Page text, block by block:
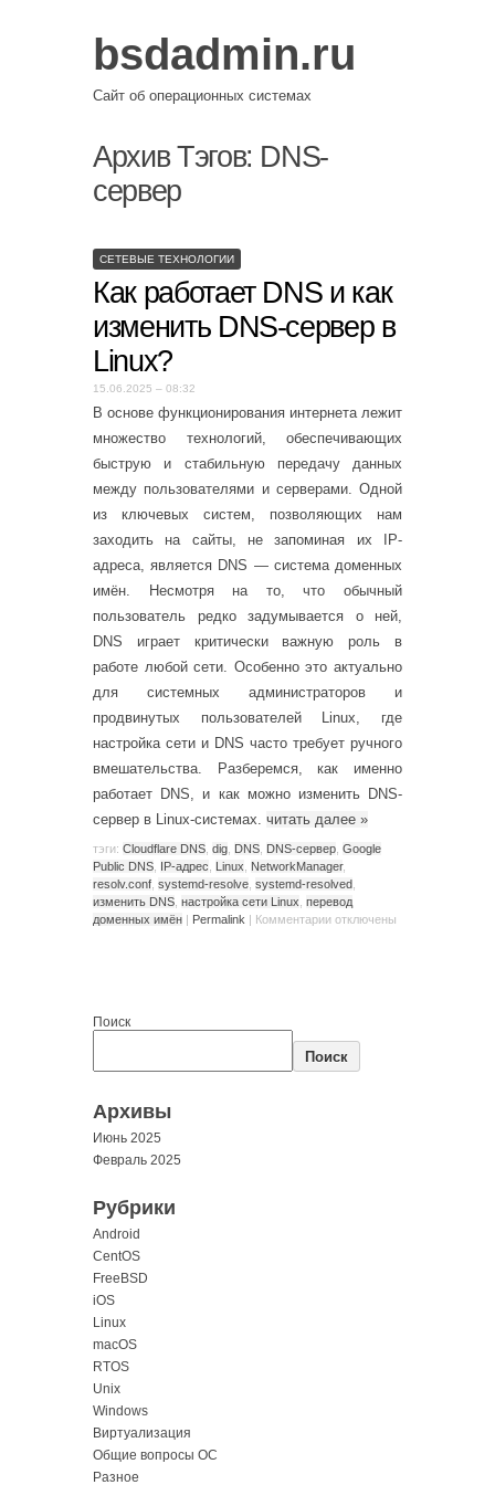
bsdadmin.ru
Сайт об операционных системах
Архив Тэгов: DNS-
сервер
СЕТЕВЫЕ ТЕХНОЛОГИИ
Как работает DNS и как
изменить DNS-сервер в
Linux?
15.06.2025 – 08:32
В основе функционирования интернета лежит
множество технологий, обеспечивающих
быструю и стабильную передачу данных
между пользователями и серверами. Одной
из ключевых систем, позволяющих нам
заходить на сайты, не запоминая их IP-
адреса, является DNS — система доменных
имён. Несмотря на то, что обычный
пользователь редко задумывается о ней,
DNS играет критически важную роль в
работе любой сети. Особенно это актуально
для системных администраторов и
продвинутых пользователей Linux, где
настройка сети и DNS часто требует ручного
вмешательства. Разберемся, как именно
работает DNS, и как можно изменить DNS-
сервер в Linux-системах. читать далее »
тэги: Cloudflare DNS dig DNS DNS-сервер Google
Public DNS IP-адрес Linux NetworkManager,
resolv.conf systemd-resolve systemd-resolved
изменить DNS настройка сети Linux перевод
доменных имён | Permalink | Комментарии отключены
Поиск
Поиск
Архивы
Июнь 2025
Февраль 2025
Рубрики
Android
CentOS
FreeBSD
iOS
Linux
macOS
RTOS
Unix
Windows
Виртуализация
Общие вопросы ОС
Разное